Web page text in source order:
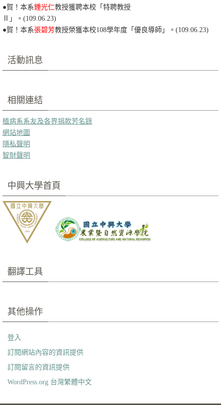
●賀！本系鍾光仁教授獲聘本校「特聘教授
」。(109.06.23)
●賀！本系張碧芳教授榮獲本校108學年度「優良導師」。(109.06.23)
活動訊息
相關連結
植病系系友及各界捐款芳名錄
網站地圖
隱私聲明
智財聲明
中興大學首頁
翻譯工具
其他操作
登入
訂閱網站內容的資訊提供
訂閱留言的資訊提供
WordPress.org 台灣繁體中文